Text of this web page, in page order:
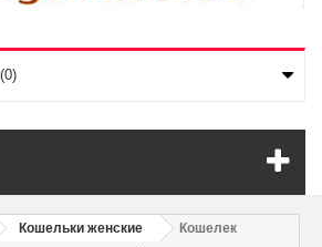
(0)
Кошельки женские
Кошелек